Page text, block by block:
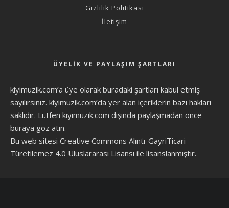
Gizlilik Politikası
İletişim
ÜYELIK VE PAYLAŞIM ŞARTLARI
kiyimuzik.com’a üye olarak buradaki şartları kabul etmiş
sayılırsınız. kiyimuzik.com’da yer alan içeriklerin bazı hakları
saklıdır. Lütfen kiyimuzik.com dışında paylaşmadan önce
buraya göz atın.
Bu web sitesi Creative Commons Alıntı-GayriTicari-
Türetilemez 4.0 Uluslararası Lisansı ile lisanslanmıştır.